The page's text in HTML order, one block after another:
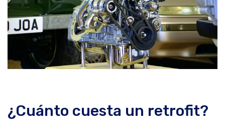
¿Cuánto cuesta un retrofit?